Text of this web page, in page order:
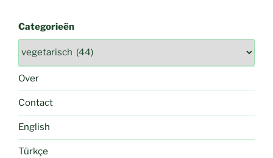
Categorieën
Over
Contact
English
Türkçe